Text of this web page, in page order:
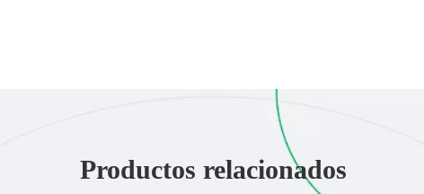
Productos relacionados